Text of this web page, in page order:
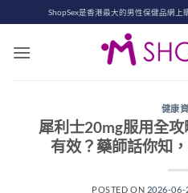
to
content
ShopSex是香港最大的男性保健品網上
健康
犀利士20mg服用全
有效？藥師話你知
POSTED ON 2026-06-